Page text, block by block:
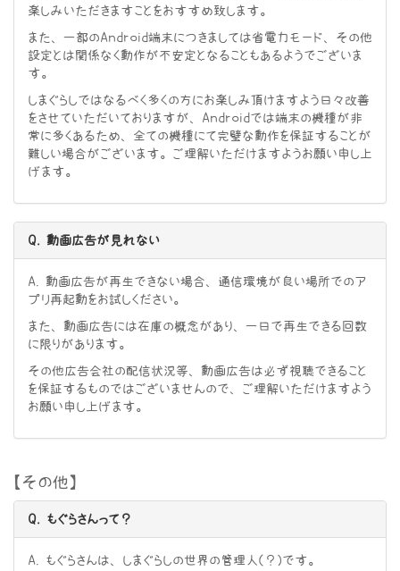
楽しみいただきますことをおすすめ致します。
また、一部のAndroid端末につきましては省電力モード、その他
設定とは関係なく動作が不安定となることもあるようでございま
す。
しまぐらしではなるべく多くの方にお楽しみ頂けますよう日々改善
をさせていただいておりますが、Androidでは端末の機種が非
常に多くあるため、全ての機種にて完璧な動作を保証することが
難しい場合がございます。ご理解いただけますようお願い申し上
げます。
Q. 動画広告が見れない
A. 動画広告が再生できない場合、通信環境が良い場所でのア
プリ再起動をお試しください。
また、動画広告には在庫の概念があり、一日で再生できる回数
に限りがあります。
その他広告会社の配信状況等、動画広告は必ず視聴できること
を保証するものではございませんので、ご理解いただけますよう
お願い申し上げます。
【その他】
Q. もぐらさんって？
A. もぐらさんは、しまぐらしの世界の管理人（？）です。